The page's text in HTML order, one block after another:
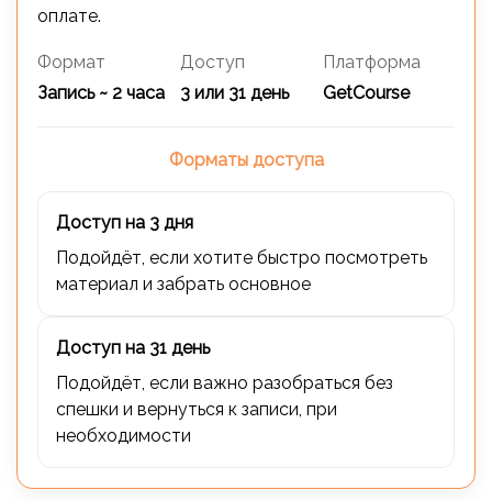
оплате.
Формат
Запись ~ 2 часа
Доступ
3 или 31 день
Платформа
GetCourse
Форматы доступа
Доступ на 3 дня
Подойдёт, если хотите быстро посмотреть
материал и забрать основное
Доступ на 31 день
Подойдёт, если важно разобраться без
спешки и вернуться к записи, при
необходимости